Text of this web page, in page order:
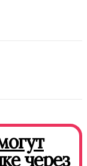
через